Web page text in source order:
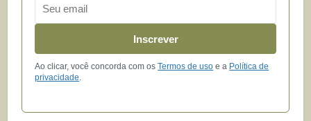
Inscrever
Ao clicar, você concorda com osTermos de uso e a Política de
privacidade.